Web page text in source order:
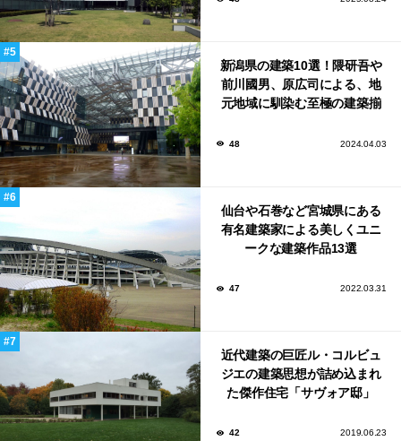
新潟県の建築10選！隈研吾や
前川國男、原広司による、地
元地域に馴染む至極の建築揃
48 2024.04.03
仙台や石巻など宮城県にある
有名建築家による美しくユニ
ークな建築作品13選
47 2022.03.31
近代建築の巨匠ル・コルビュ
ジエの建築思想が詰め込まれ
た傑作住宅「サヴォア邸」
42 2019.06.23